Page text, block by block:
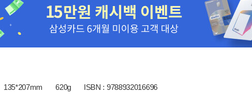
135*207mm 620g ISBN : 9788932016696